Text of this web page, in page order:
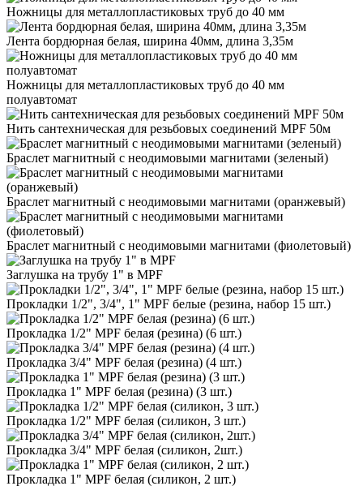
Ножницы для металлопластиковых труб до 40 мм
Лента бордюрная белая, ширина 40мм, длина 3,35м
Ножницы для металлопластиковых труб до 40 мм
полуавтомат
Нить сантехническая для резьбовых соединений MPF 50м
Браслет магнитный с неодимовыми магнитами (зеленый)
Браслет магнитный с неодимовыми магнитами (оранжевый)
Браслет магнитный с неодимовыми магнитами (фиолетовый)
Заглушка на трубу 1" в MPF
Прокладки 1/2", 3/4", 1" MPF белые (резина, набор 15 шт.)
Прокладка 1/2" MPF белая (резина) (6 шт.)
Прокладка 3/4" MPF белая (резина) (4 шт.)
Прокладка 1" MPF белая (резина) (3 шт.)
Прокладка 1/2" MPF белая (силикон, 3 шт.)
Прокладка 3/4" MPF белая (силикон, 2шт.)
Прокладка 1" MPF белая (силикон, 2 шт.)